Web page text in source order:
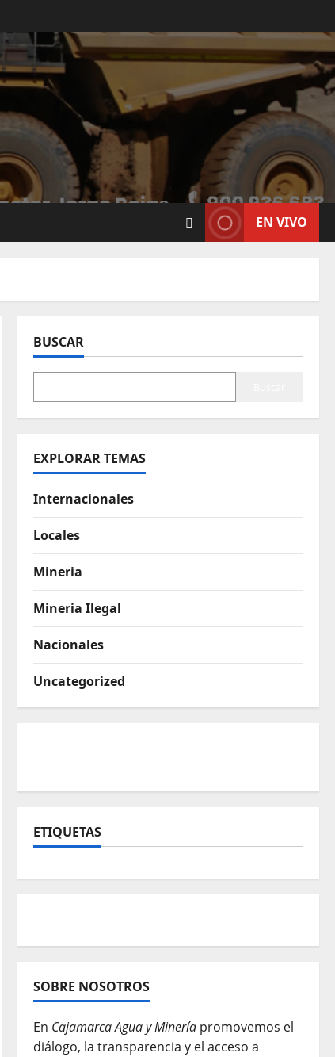
EN VIVO
BUSCAR
EXPLORAR TEMAS
Internacionales
Locales
Mineria
Mineria Ilegal
Nacionales
Uncategorized
ETIQUETAS
SOBRE NOSOTROS
En Cajamarca Agua y Mineríapromovemos el
diálogo, la transparencia y el acceso a